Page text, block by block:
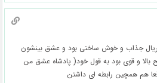
جذاب و خوش ساختی بود و عشق بینشون
و قوی بود به قول خود( پادشاه عشق من
هم همچین رابطه ای داشتن